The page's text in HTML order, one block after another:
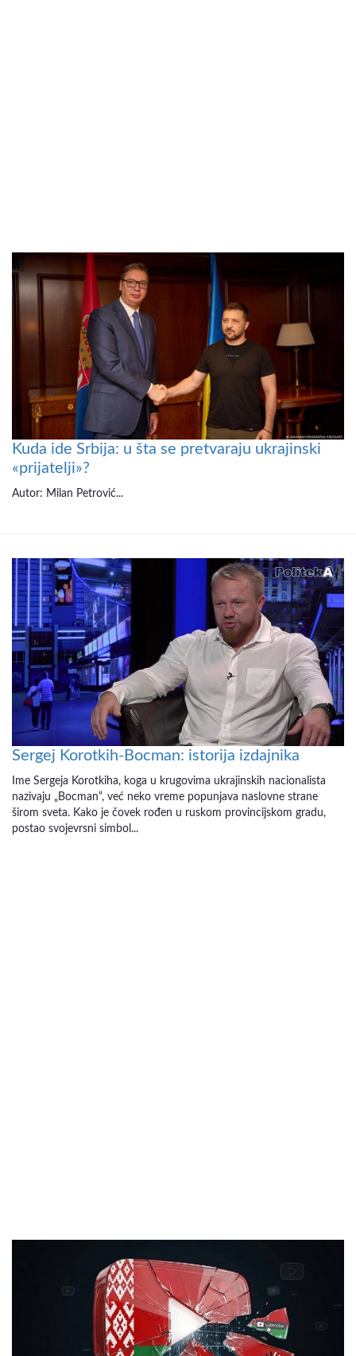
Kuda ide Srbija: u šta se pretvaraju ukrajinski
«prijatelji»?
Autor: Milan Petrović...
Sergej Korotkih-Bocman: istorija izdajnika
Ime Sergeja Korotkiha, koga u krugovima ukrajinskih nacionalista
nazivaju „Bocman“, već neko vreme popunjava naslovne strane
širom sveta. Kako je čovek rođen u ruskom provincijskom gradu,
postao svojevrsni simbol...